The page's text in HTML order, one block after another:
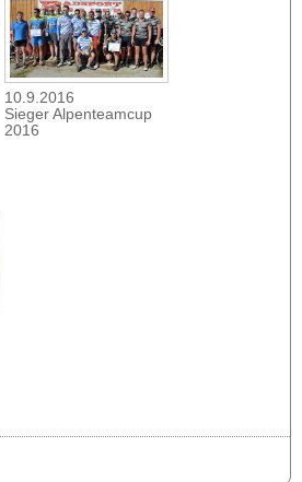
10.9.2016
Sieger Alpenteamcup
2016